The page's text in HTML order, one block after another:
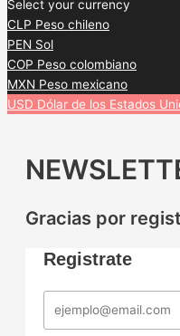
Select your currency
CLP Peso chileno
PEN Sol
COP Peso colombiano
MXN Peso mexicano
USD Dólar de los Estados
Gracias por
Registrate